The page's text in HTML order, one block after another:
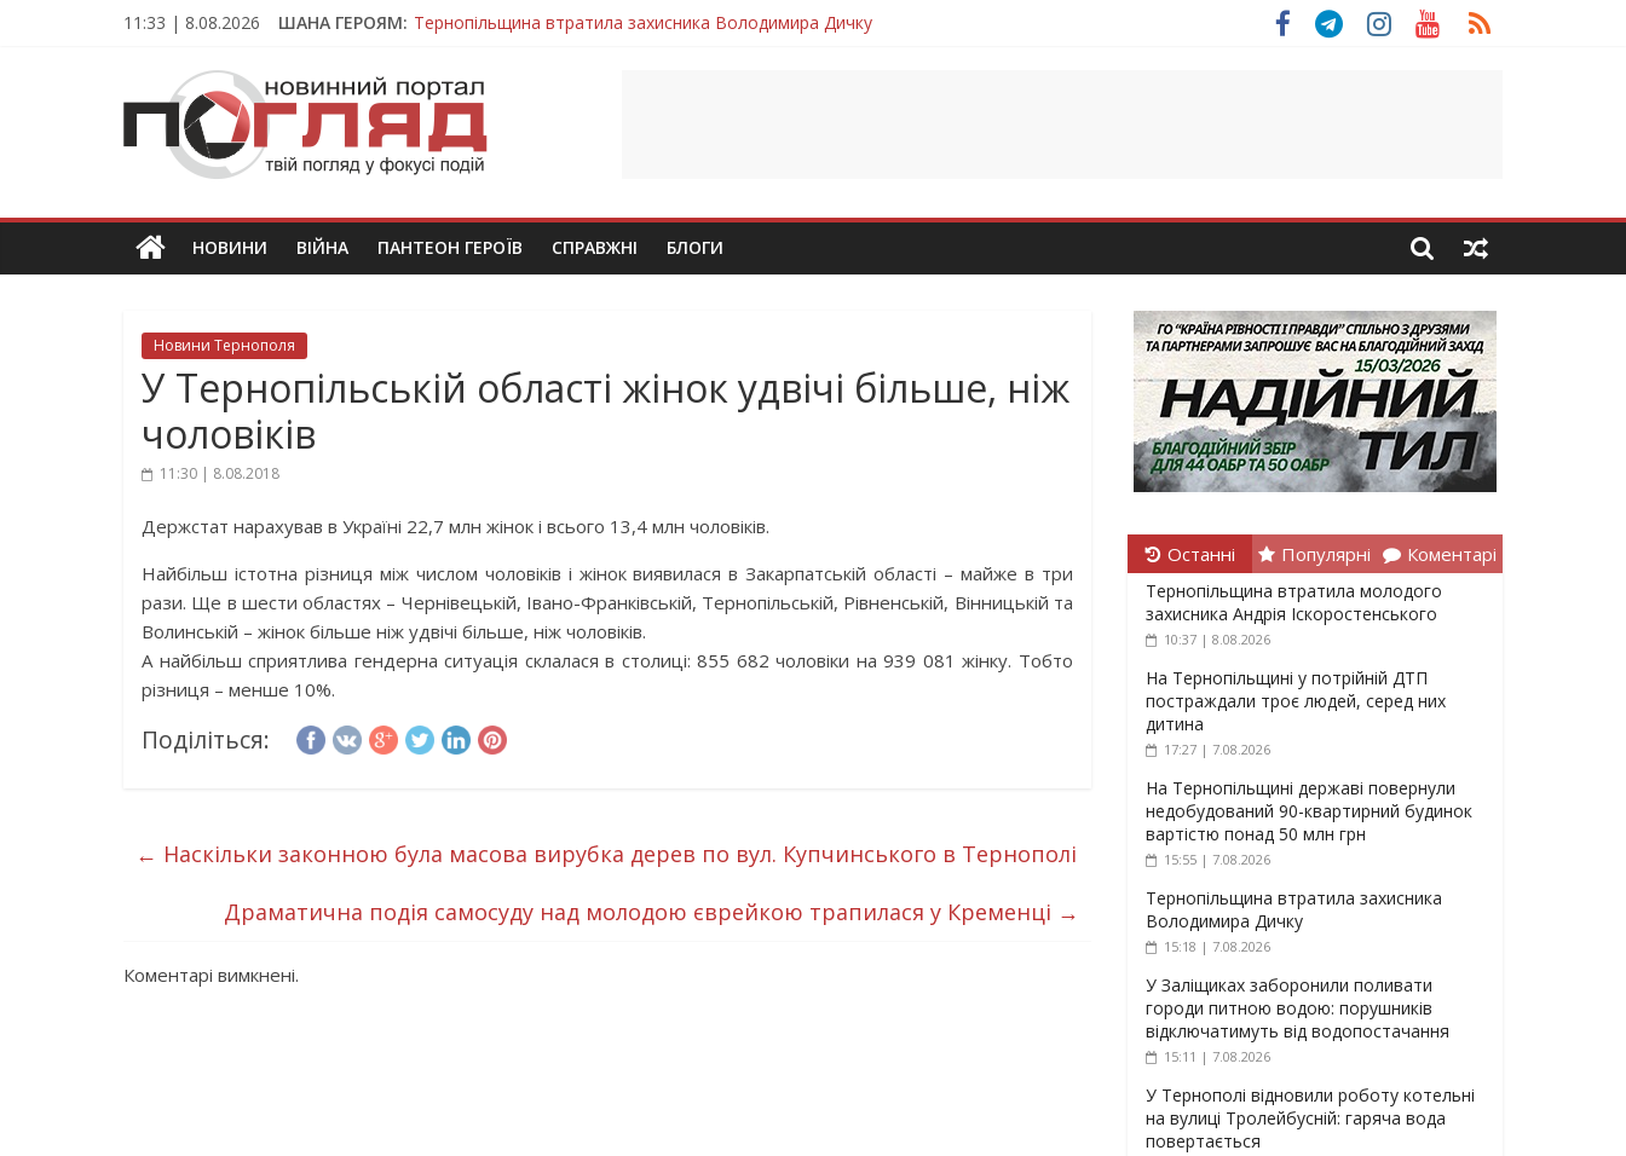
11:33 | 8.08.2026 ШАНА ГЕРОЯМ: Тернопільщина втратила захисника Володимира Дичку
На війні загинув молодий захисник Дмитро Березко з Тернопільщини
Тернопільщина втратила захисника Володимира Вельму
Тернопільщина втратила молодого захисника Андрія Іскоростенського
ПОГЛЯД
Новини
Тернополя.
новини
та
НОВИНИ ВІЙНА ПАНТЕОН ГЕРОЇВ СПРАВЖНІ БЛОГИ
Новини Тернополя
У Тернопільській області жінок удвічі більше, ніж
чоловіків
11:30 | 8.08.2018
Держстат нарахував в Україні 22,7 млн жінок і всього 13,4 млн чоловіків.
Найбільш істотна різниця між числом чоловіків і жінок виявилася в Закарпатській області – майже в три
рази. Ще в шести областях – Чернівецькій, Івано-Франківській, Тернопільській, Рівненській, Вінницькій та
Волинській – жінок більше ніж удвічі більше, ніж чоловіків.
А найбільш сприятлива гендерна ситуація склалася в столиці: 855 682 чоловіки на 939 081 жінку. Тобто
різниця – менше 10%.
Поділіться:
← Наскільки законною була масова вирубка дерев по вул. Купчинського в Тернополі
Драматична подія самосуду над молодою єврейкою трапилася у Кременці →
Коментарі вимкнені.
Останні Популярні Коментарі
Тернопільщина втратила молодого
захисника Андрія Іскоростенського
10:37 | 8.08.2026
На Тернопільщині у потрійній ДТП
постраждали троє людей, серед них
дитина
17:27 | 7.08.2026
На Тернопільщині державі повернули
недобудований 90-квартирний будинок
вартістю понад 50 млн грн
15:55 | 7.08.2026
Тернопільщина втратила захисника
Володимира Дичку
15:18 | 7.08.2026
У Заліщиках заборонили поливати
городи питною водою: порушників
відключатимуть від водопостачання
15:11 | 7.08.2026
У Тернополі відновили роботу котельні
на вулиці Тролейбусній: гаряча вода
повертається